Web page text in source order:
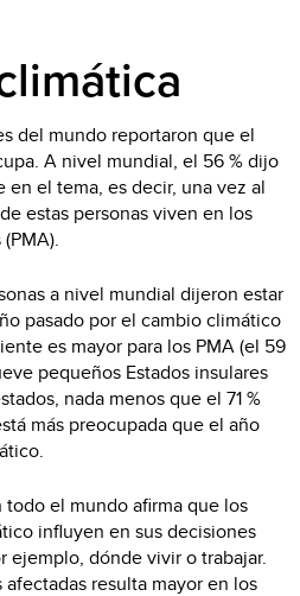
del mundo reportaron que el
A nivel mundial, el 56 % dijo
el tema, es decir, una vez al
estas personas viven en los
a nivel mundial dijeron estar
pasado por el cambio climático
es mayor para los PMA (el 59
pequeños Estados insulares
nada menos que el 71 %
más preocupada que el año
todo el mundo afirma que los
influyen en sus decisiones
ejemplo, dónde vivir o trabajar.
resulta mayor en los